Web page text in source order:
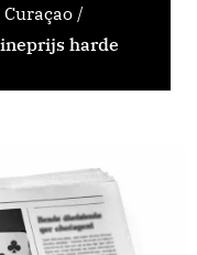
Curaçao /
harde